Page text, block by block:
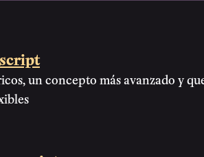
un concepto más avanzado y